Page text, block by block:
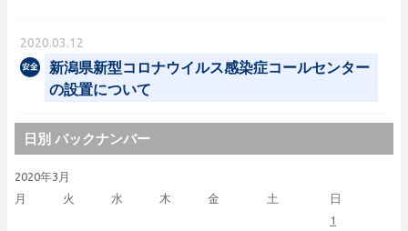
2020.03.12
新潟県新型コロナウイルス感染症コールセンター
の設置について
日別 バックナンバー
2020年3月
月
火 水 木 金 土 日
1